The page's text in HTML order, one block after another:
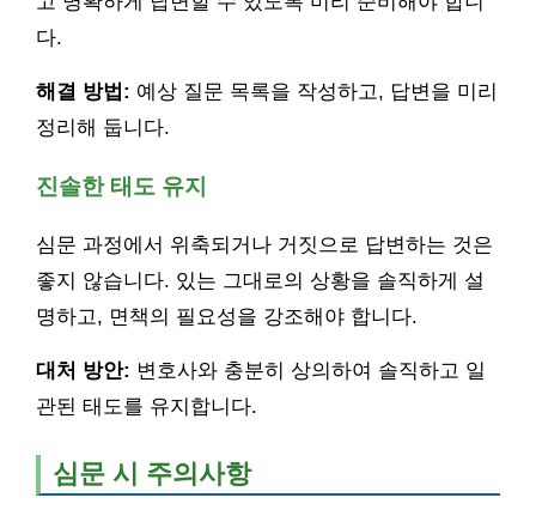
다.
해결 방법: 예상 질문 목록을 작성하고, 답변을 미리
정리해 둡니다.
진솔한 태도 유지
심문 과정에서 위축되거나 거짓으로 답변하는 것은
좋지 않습니다. 있는 그대로의 상황을 솔직하게 설
명하고, 면책의 필요성을 강조해야 합니다.
대처 방안: 변호사와 충분히 상의하여 솔직하고 일
관된 태도를 유지합니다.
심문 시 주의사항